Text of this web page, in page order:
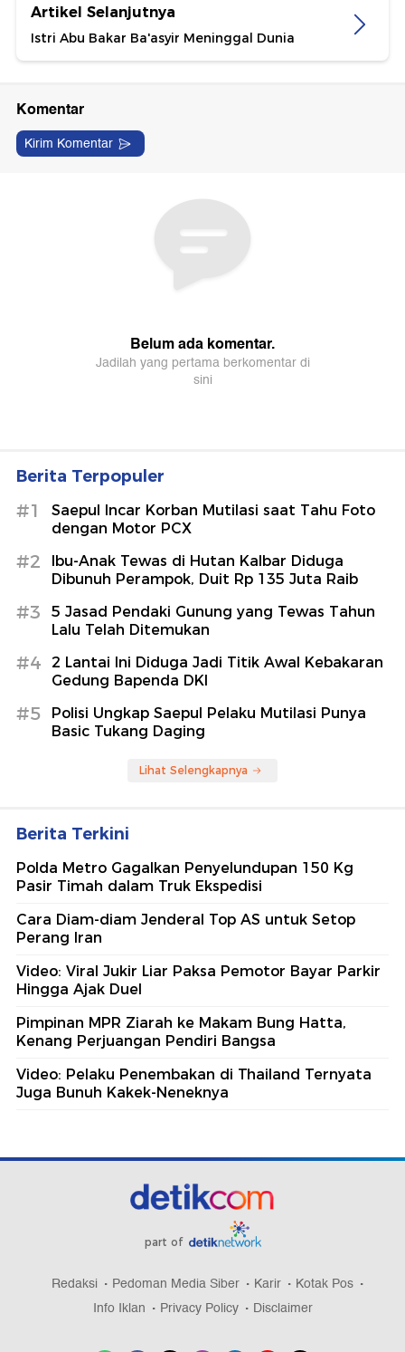
Artikel Selanjutnya
Istri Abu Bakar Ba'asyir Meninggal Dunia
Berita Terpopuler
#1
Saepul Incar Korban Mutilasi saat Tahu Foto
dengan Motor PCX
#2
Ibu-Anak Tewas di Hutan Kalbar Diduga
Dibunuh Perampok, Duit Rp 135 Juta Raib
#3
5 Jasad Pendaki Gunung yang Tewas Tahun
Lalu Telah Ditemukan
#4
2 Lantai Ini Diduga Jadi Titik Awal Kebakaran
Gedung Bapenda DKI
#5
Polisi Ungkap Saepul Pelaku Mutilasi Punya
Basic Tukang Daging
Lihat Selengkapnya
Berita Terkini
Polda Metro Gagalkan Penyelundupan 150 Kg
Pasir Timah dalam Truk Ekspedisi
Cara Diam-diam Jenderal Top AS untuk Setop
Perang Iran
Video: Viral Jukir Liar Paksa Pemotor Bayar Parkir
Hingga Ajak Duel
Pimpinan MPR Ziarah ke Makam Bung Hatta,
Kenang Perjuangan Pendiri Bangsa
Video: Pelaku Penembakan di Thailand Ternyata
Juga Bunuh Kakek-Neneknya
part of
Redaksi Pedoman Media Siber Karir
Kotak Pos
Info Iklan
Privacy Policy Disclaimer